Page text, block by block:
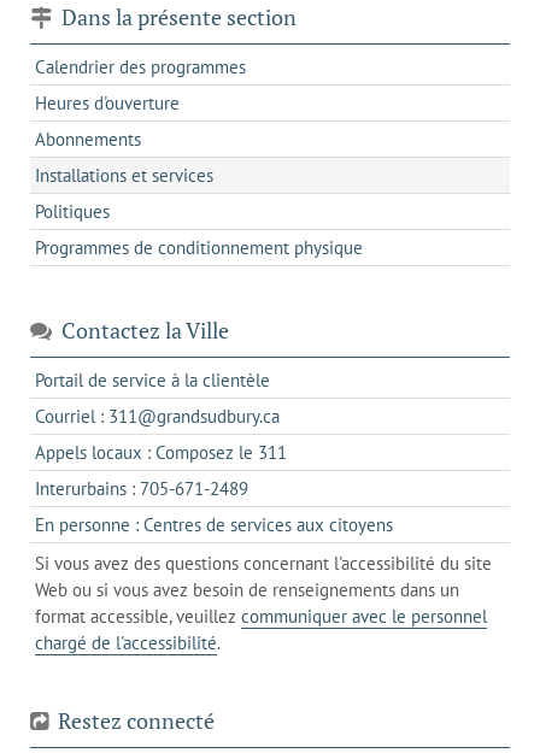
Dans la présente section
Calendrier des programmes
Heures d'ouverture
Abonnements
Installations et services
Politiques
Programmes de conditionnement physique
Contactez la Ville
Portail de service à la clientèle
dans
un
nouvel
Courriel : 311@grandsudbury.cas'ouvre
dans
votre
de
messagerie
Appels locaux : Composez le 311
dans
un
client
de
votre
téléphone
Interurbains : 705-671-2489s'ouvre
dans
un
client
de
votre
En personne : Centres de services aux citoyenss'ouvre
dans
l'onglet
actuel
Si vous avez des questions concernant l'accessibilité du site
Web ou si vous avez besoin de renseignements dans un
format accessible, veuillez communiquer avec le personnel
chargé de l'accessibilité.
Restez connecté